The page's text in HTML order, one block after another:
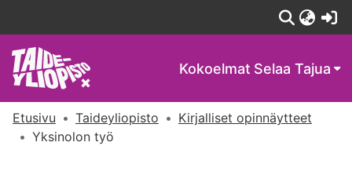
Kokoelmat Selaa Tajua
Etusivu Taideyliopisto
Kirjalliset opinnäytteet
Yksinolon työ